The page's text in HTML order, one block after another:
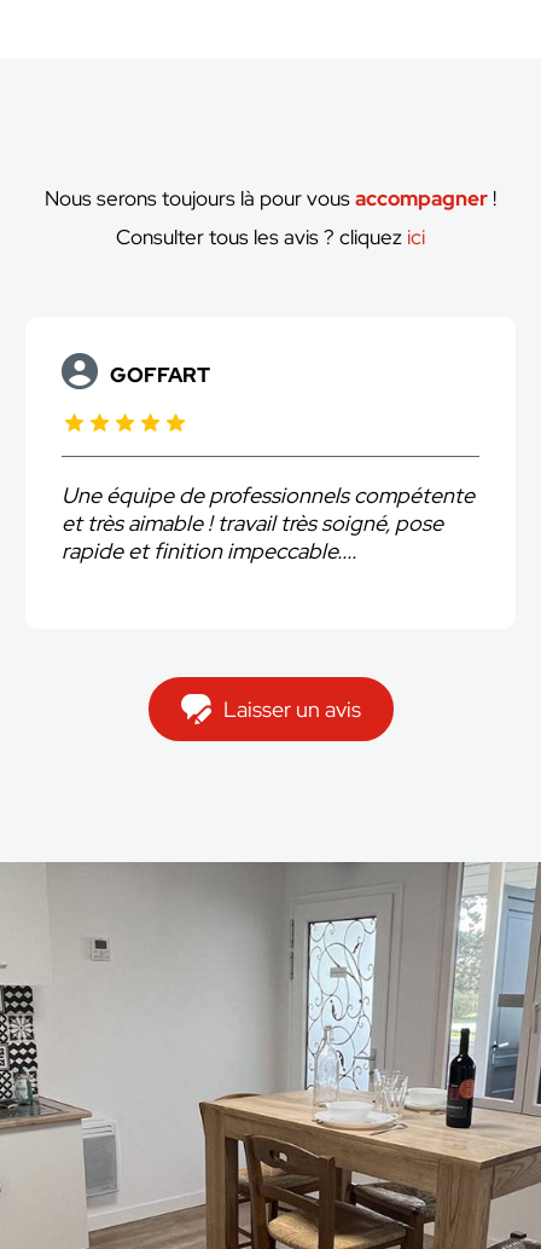
Nous serons toujours là pour vousaccompagner !
Consulter tous les avis ? cliquez ici
GOFFART
Une équipe de professionnels compétente
et très aimable ! travail très soigné, pose
rapide et finition impeccable....
Laisser un avis